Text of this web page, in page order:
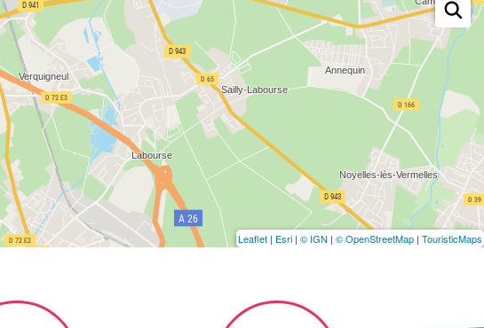
Leaflet | Esri | © IGN | © OpenStreetMap | TouristicMaps